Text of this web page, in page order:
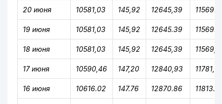
20 июня 10581,03 145,92 12645,39
19 июня 10581,03 145,92 12645.39
18 июня 10581,03 145,92 12645,39
17 июня 10590,46 147,20 12840,93
16 июня 10616.02 147.76 12870.86